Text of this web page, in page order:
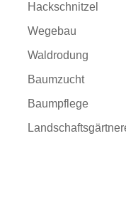
Hackschnitzel
Wegebau
Waldrodung
Baumzucht
Baumpflege